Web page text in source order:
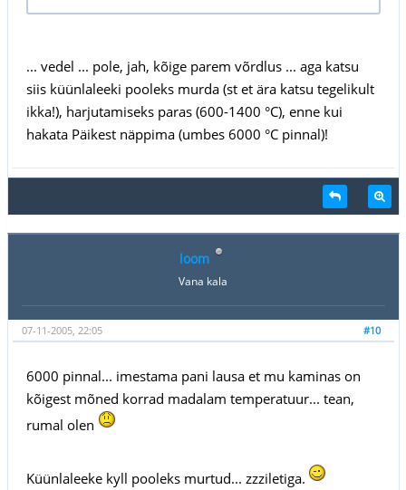
... vedel ... pole, jah, kõige parem võrdlus ... aga katsu
siis küünlaleeki pooleks murda (st et ära katsu tegelikult
ikka!), harjutamiseks paras (600-1400 °C), enne kui
hakata Päikest näppima (umbes 6000 °C pinnal)!
loom
Vana kala
#10
07-11-2005, 22:05
6000 pinnal... imestama pani lausa et mu kaminas on
kõigest mõned korrad madalam temperatuur... tean,
rumal olen
Küünlaleeke kyll pooleks murtud... zzziletiga.